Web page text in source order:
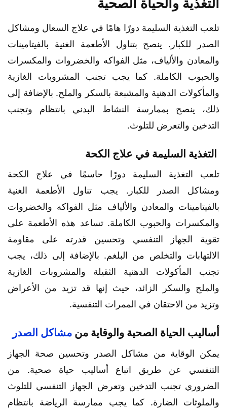
تلعب التغذية السليمة دورًا هامًا في علاج السعال ومشاكل
الصدر للكبار. ينصح بتناول الأطعمة الغنية بالفيتامينات
والمعادن والألياف، مثل الفواكه والخضروات والمكسرات
والحبوب الكاملة. كما يجب تجنب المشروبات الغازية
والمأكولات الدهنية والمشبعة بالسكر والملح. بالإضافة إلى
ذلك، ينصح بممارسة النشاط البدني بانتظام وتجنب
التدخين والتعرض للتلوث.
التغذية السليمة في علاج الكحة
تلعب التغذية السليمة دورًا حاسمًا في علاج الكحة
ومشاكل الصدر للكبار. يجب تناول الأطعمة الغنية
بالفيتامينات والمعادن والألياف مثل الفواكه والخضروات
والمكسرات والحبوب الكاملة. تساعد هذه الأطعمة على
تقوية الجهاز التنفسي وتحسين قدرته على مقاومة
الالتهابات والتخلص من البلغم. بالإضافة إلى ذلك، يجب
تجنب المأكولات الدهنية الثقيلة والمشروبات الغازية
والملح والسكر الزائد، حيث إنها قد تزيد من الأعراض
وتزيد من الاحتقان في الممرات التنفسية.
أساليب الحياة الصحية والوقاية من مشاكل الصدر
يمكن الوقاية من مشاكل الصدر وتحسين صحة الجهاز
التنفسي عن طريق اتباع أساليب حياة صحية. من
الضروري تجنب التدخين وتعرض الجهاز التنفسي للتلوث
والملوثات الضارة. كما يجب ممارسة الرياضة بانتظام